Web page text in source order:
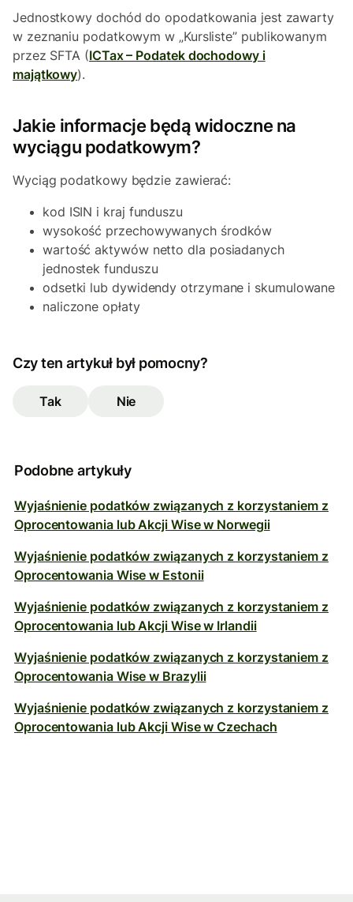
Jednostkowy dochód do opodatkowania jest zawarty
w zeznaniu podatkowym w „Kursliste” publikowanym
przez SFTA (ICTax – Podatek dochodowy i
majątkowy).
Jakie informacje będą widoczne na
wyciągu podatkowym?
Wyciąg podatkowy będzie zawierać:
kod ISIN i kraj funduszu
wysokość przechowywanych środków
wartość aktywów netto dla posiadanych
jednostek funduszu
odsetki lub dywidendy otrzymane i skumulowane
naliczone opłaty
Czy ten artykuł był pomocny?
Tak Nie
Podobne artykuły
Wyjaśnienie podatków związanych z korzystaniem z
Oprocentowania lub Akcji Wise w Norwegii
Wyjaśnienie podatków związanych z korzystaniem z
Oprocentowania Wise w Estonii
Wyjaśnienie podatków związanych z korzystaniem z
Oprocentowania lub Akcji Wise w Irlandii
Wyjaśnienie podatków związanych z korzystaniem z
Oprocentowania Wise w Brazylii
Wyjaśnienie podatków związanych z korzystaniem z
Oprocentowania lub Akcji Wise w Czechach